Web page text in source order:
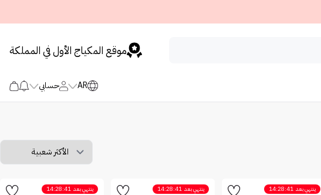
موقع المكياج الأول في المملكة
AR حسابي
ينتهي بعد 14:28:41 ينتهي بعد 14:28:41 ينتهي بعد 14:28:41